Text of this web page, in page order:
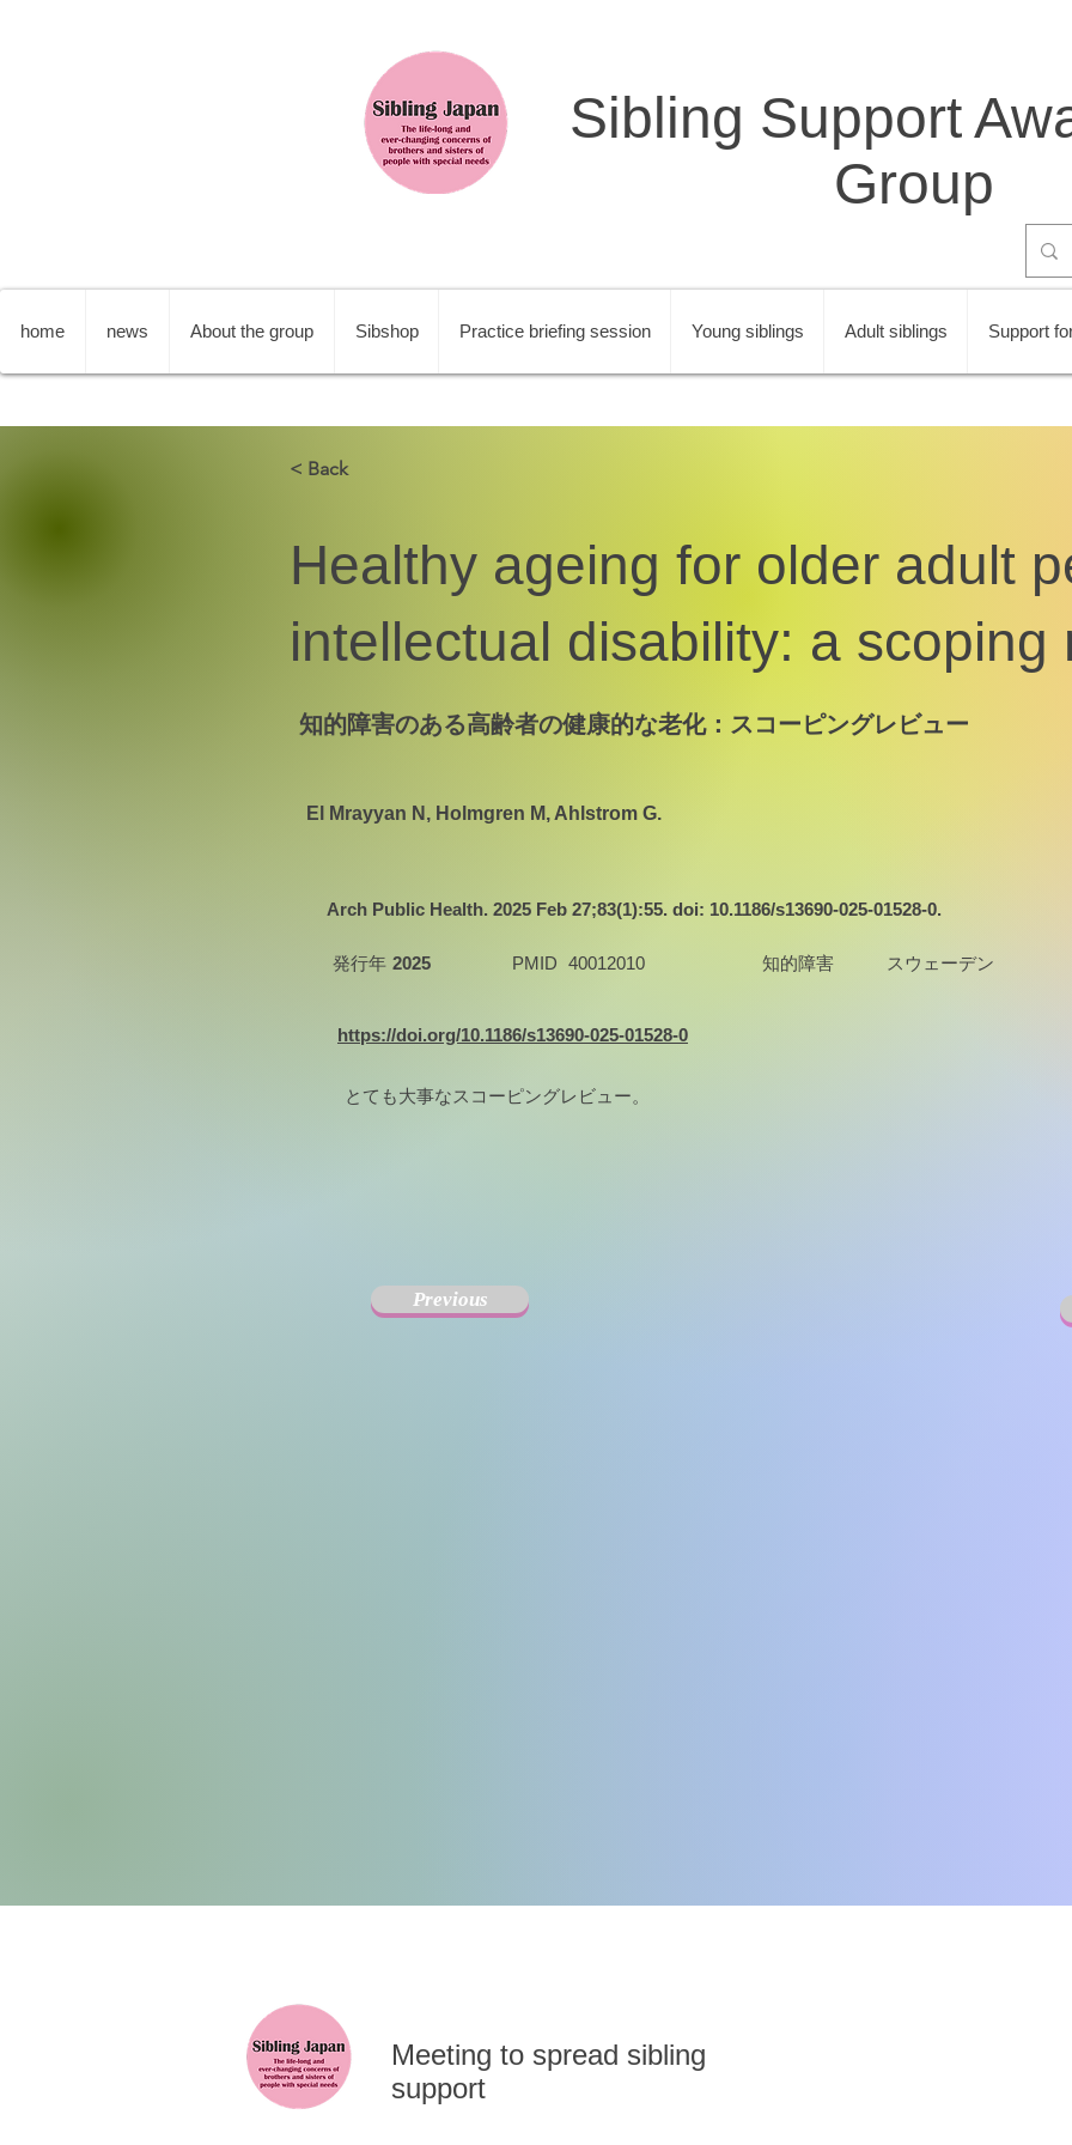
Sibling Support
Group
home news About the group Sibshop Practice briefing session Young siblings Adult siblings Support
< Back
Healthy ageing for older adult
intellectual disability: a scoping
知的障害のある高齢者の健康的な老化：スコーピングレビュー
El Mrayyan N, Holmgren M, Ahlstrom G.
Arch Public Health. 2025 Feb 27;83(1):55. doi: 10.1186/s13690-025-01528-0.
発行年 2025 PMID 40012010 知的障害 スウェーデン
https://doi.org/10.1186/s13690-025-01528-0
とても大事なスコーピングレビュー。
Previous
​Meeting to spread sibling
support